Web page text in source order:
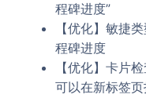
程碑进度”
【优化】敏捷
程碑进度
【优化】卡片
可以在新标签